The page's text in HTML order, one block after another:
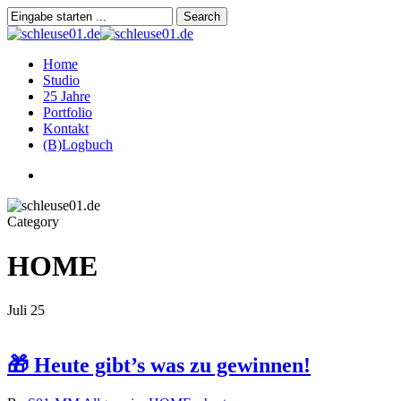
Skip
to
content
Search
Close
search
Menu
Home
Studio
25 Jahre
Portfolio
Kontakt
(B)Logbuch
Category
HOME
Juli 25
🎁 Heute gibt’s was zu gewinnen!